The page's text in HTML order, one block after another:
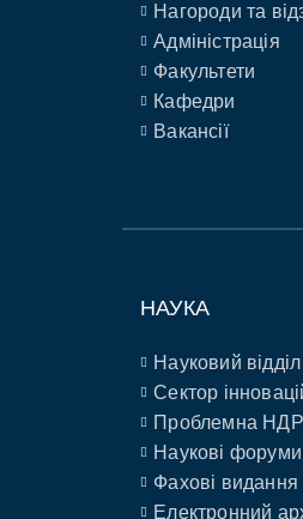
Нагороди та
Адміністрація
Факультети
Кафедри
Вакансії
НАУКА
Науковий відділ
Сектор
Проблемна НДР
Наукові форуми
Фахові видання
Електронний